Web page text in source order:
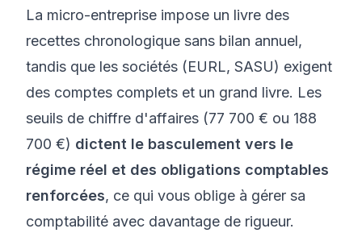
La micro-entreprise impose un livre des
recettes chronologique sans bilan annuel,
tandis que les sociétés (EURL, SASU) exigent
des comptes complets et un grand livre. Les
seuils de chiffre d'affaires (77 700 € ou 188
700 €) dictent le basculement vers le
régime réel et des obligations comptables
renforcées, ce qui vous oblige à gérer sa
comptabilité avec davantage de rigueur.